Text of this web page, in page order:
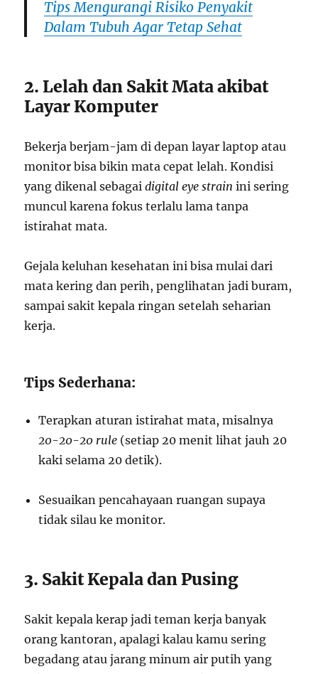
Tips Mengurangi Risiko Penyakit
Dalam Tubuh Agar Tetap Sehat
2. Lelah dan Sakit Mata akibat
Layar Komputer
Bekerja berjam-jam di depan layar laptop atau
monitor bisa bikin mata cepat lelah. Kondisi
yang dikenal sebagaidigital eye strain ini sering
muncul karena fokus terlalu lama tanpa
istirahat mata.
Gejala keluhan kesehatan ini bisa mulai dari
mata kering dan perih, penglihatan jadi buram,
sampai sakit kepala ringan setelah seharian
kerja.
Tips Sederhana:
Terapkan aturan istirahat mata, misalnya
20-20-20 rule (setiap 20 menit lihat jauh 20
kaki selama 20 detik).
Sesuaikan pencahayaan ruangan supaya
tidak silau ke monitor.
3. Sakit Kepala dan Pusing
Sakit kepala kerap jadi teman kerja banyak
orang kantoran, apalagi kalau kamu sering
begadang atau jarang minum air putih yang